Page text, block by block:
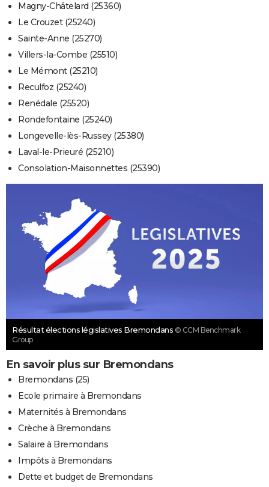
Magny-Châtelard (25360)
Le Crouzet (25240)
Sainte-Anne (25270)
Villers-la-Combe (25510)
Le Mémont (25210)
Reculfoz (25240)
Renédale (25520)
Rondefontaine (25240)
Longevelle-lès-Russey (25380)
Laval-le-Prieuré (25210)
Consolation-Maisonnettes (25390)
Résultat élections législatives Bremondans © CCM Benchmark
Group
En savoir plus sur Bremondans
Bremondans (25)
Ecole primaire à Bremondans
Maternités à Bremondans
Crèche à Bremondans
Salaire à Bremondans
Impôts à Bremondans
Dette et budget de Bremondans